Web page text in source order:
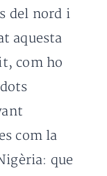
del nord i
aquesta
com ho
com la
que